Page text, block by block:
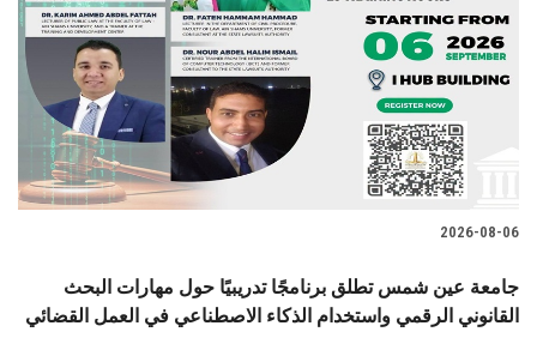
2026-08-06
جامعة عين شمس تطلق برنامجًا تدريبيًا حول مهارات البحث
القانوني الرقمي واستخدام الذكاء الاصطناعي في العمل القضائي